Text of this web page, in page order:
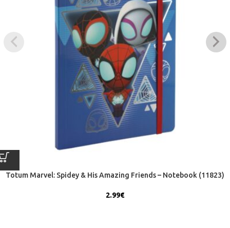
Totum Marvel: Spidey & His Amazing Friends – Notebook (11823)
2.99€